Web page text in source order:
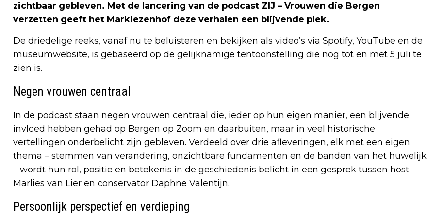
zichtbaar gebleven. Met de lancering van de podcast ZIJ – Vrouwen die Bergen
verzetten geeft het Markiezenhof deze verhalen een blijvende plek.
De driedelige reeks, vanaf nu te beluisteren en bekijken als video’s via Spotify, YouTube en de
museumwebsite, is gebaseerd op de gelijknamige tentoonstelling die nog tot en met 5 juli te
zien is.
Negen vrouwen centraal
In de podcast staan negen vrouwen centraal die, ieder op hun eigen manier, een blijvende
invloed hebben gehad op Bergen op Zoom en daarbuiten, maar in veel historische
vertellingen onderbelicht zijn gebleven. Verdeeld over drie afleveringen, elk met een eigen
thema – stemmen van verandering, onzichtbare fundamenten en de banden van het huwelijk
– wordt hun rol, positie en betekenis in de geschiedenis belicht in een gesprek tussen host
Marlies van Lier en conservator Daphne Valentijn.
Persoonlijk perspectief en verdieping